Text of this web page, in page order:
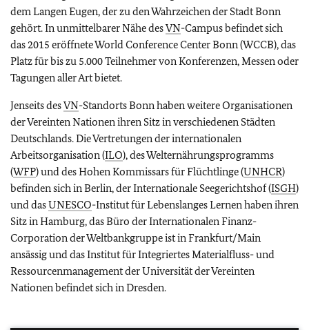
dem Langen Eugen, der zu den Wahrzeichen der Stadt Bonn
gehört. In unmittelbarer Nähe desVN-Campus befindet sich
das 2015 eröffnete World Conference Center Bonn (WCCB), das
Platz für bis zu 5.000 Teilnehmer von Konferenzen, Messen oder
Tagungen aller Art bietet.
Jenseits desVN-Standorts Bonn haben weitere Organisationen
der Vereinten Nationen ihren Sitz in verschiedenen Städten
Deutschlands. Die Vertretungen der internationalen
Arbeitsorganisation (ILO), des Welternährungsprogramms
(WFP) und des Hohen Kommissars für Flüchtlinge (UNHCR)
befinden sich in Berlin, der Internationale Seegerichtshof (ISGH)
und dasUNESCO-Institut für Lebenslanges Lernen haben ihren
Sitz in Hamburg, das Büro der Internationalen Finanz-
Corporation der Weltbankgruppe ist in Frankfurt/Main
ansässig und das Institut für Integriertes Materialfluss- und
Ressourcenmanagement der Universität der Vereinten
Nationen befindet sich in Dresden.